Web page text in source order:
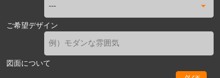
ご希望デザイン
図面について